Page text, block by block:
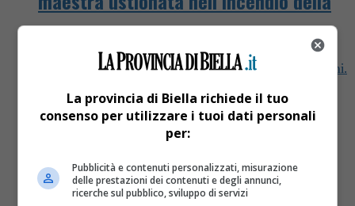
sua casa
A Scopa tutti conoscono la maestra Augusta, 99 anni.
alle ustioni riportate dopo l’incendio divampato
nella...
La provincia di Biella richiede il tuo
consenso per utilizzare i tuoi dati personali
per:
Pubblicità e contenuti personalizzati, misurazione
delle prestazioni dei contenuti e degli annunci,
ricerche sul pubblico, sviluppo di servizi